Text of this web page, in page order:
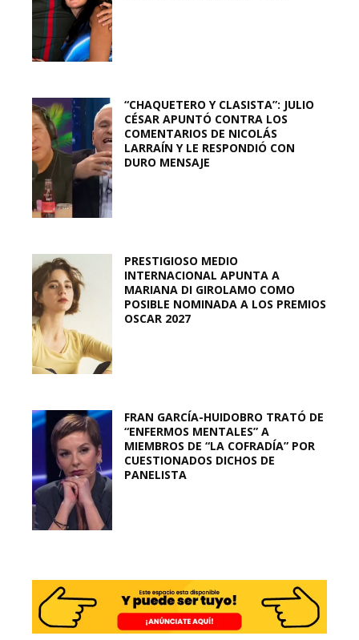
“CHAQUETERO Y CLASISTA”: JULIO
CÉSAR APUNTÓ CONTRA LOS
COMENTARIOS DE NICOLÁS
LARRAÍN Y LE RESPONDIÓ CON
DURO MENSAJE
PRESTIGIOSO MEDIO
INTERNACIONAL APUNTA A
MARIANA DI GIROLAMO COMO
POSIBLE NOMINADA A LOS PREMIOS
OSCAR 2027
FRAN GARCÍA-HUIDOBRO TRATÓ DE
“ENFERMOS MENTALES” A
MIEMBROS DE “LA COFRADÍA” POR
CUESTIONADOS DICHOS DE
PANELISTA